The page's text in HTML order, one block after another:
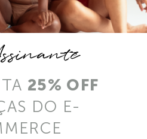
25% OFF
DO E-